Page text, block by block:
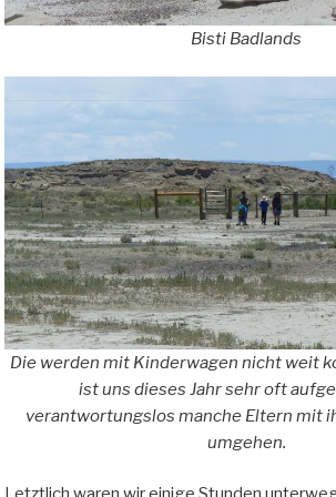
Bisti Badlands
Die werden mit Kinderwagen nicht weit
ist uns dieses Jahr sehr oft
verantwortungslos manche Eltern mit
umgehen.